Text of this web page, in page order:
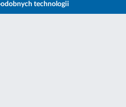
technologii